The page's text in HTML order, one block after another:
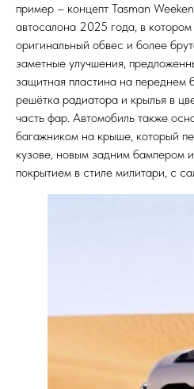
пример – концепт Tasman
автосалона 2025 года, в котором
оригинальный обвес и более
заметные улучшения,
защитная пластина на переднем
решётка радиатора и крылья в
часть фар. Автомобиль также
багажником на крыше, который
кузове, новым задним бампером
покрытием в стиле милитари, с